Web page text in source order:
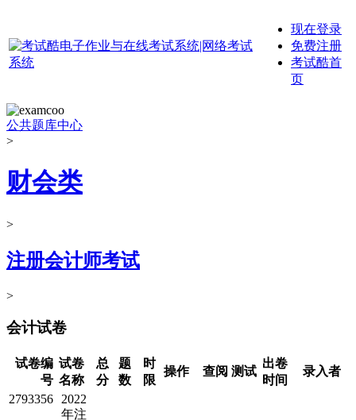
现在登录
免费注册
考试酷首
页
公共题库中心
>
财会类
>
注册会计师考试
>
会计试卷
试卷编
号
试卷
名称
总
分
题
数
时
限
操作 查阅 测试
出卷
时间
录入者
2793356
2022
年注